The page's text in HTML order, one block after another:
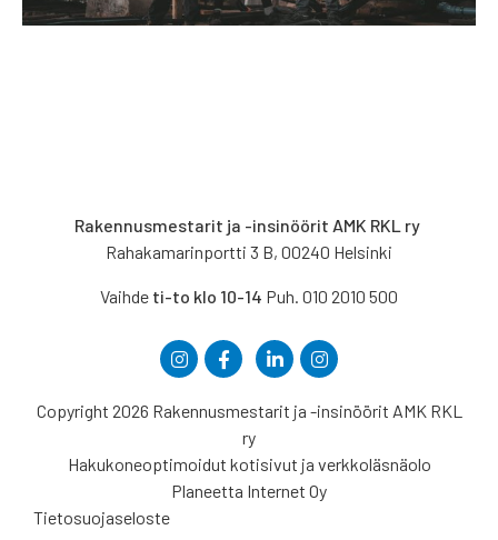
Rakennusmestarit ja -insinöörit AMK RKL ry
Rahakamarinportti 3 B, 00240 Helsinki
Vaihde ti-to klo 10-14 Puh. 010 2010 500
Copyright 2026 Rakennusmestarit ja -insinöörit AMK RKL
ry
Hakukoneoptimoidut kotisivut ja verkkoläsnäolo
Planeetta Internet Oy
Tietosuojaseloste